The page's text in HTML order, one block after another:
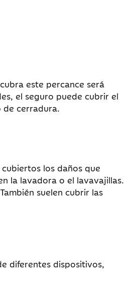
este percance será
el seguro puede cubrir el
de cerradura.
los daños que
la lavadora o el lavavajillas.
suelen cubrir las
diferentes dispositivos,